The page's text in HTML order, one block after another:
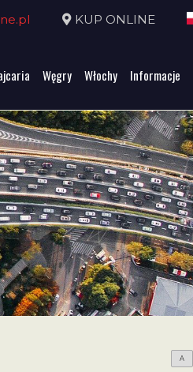
KUP ONLINE
Węgry Włochy Informacje
A